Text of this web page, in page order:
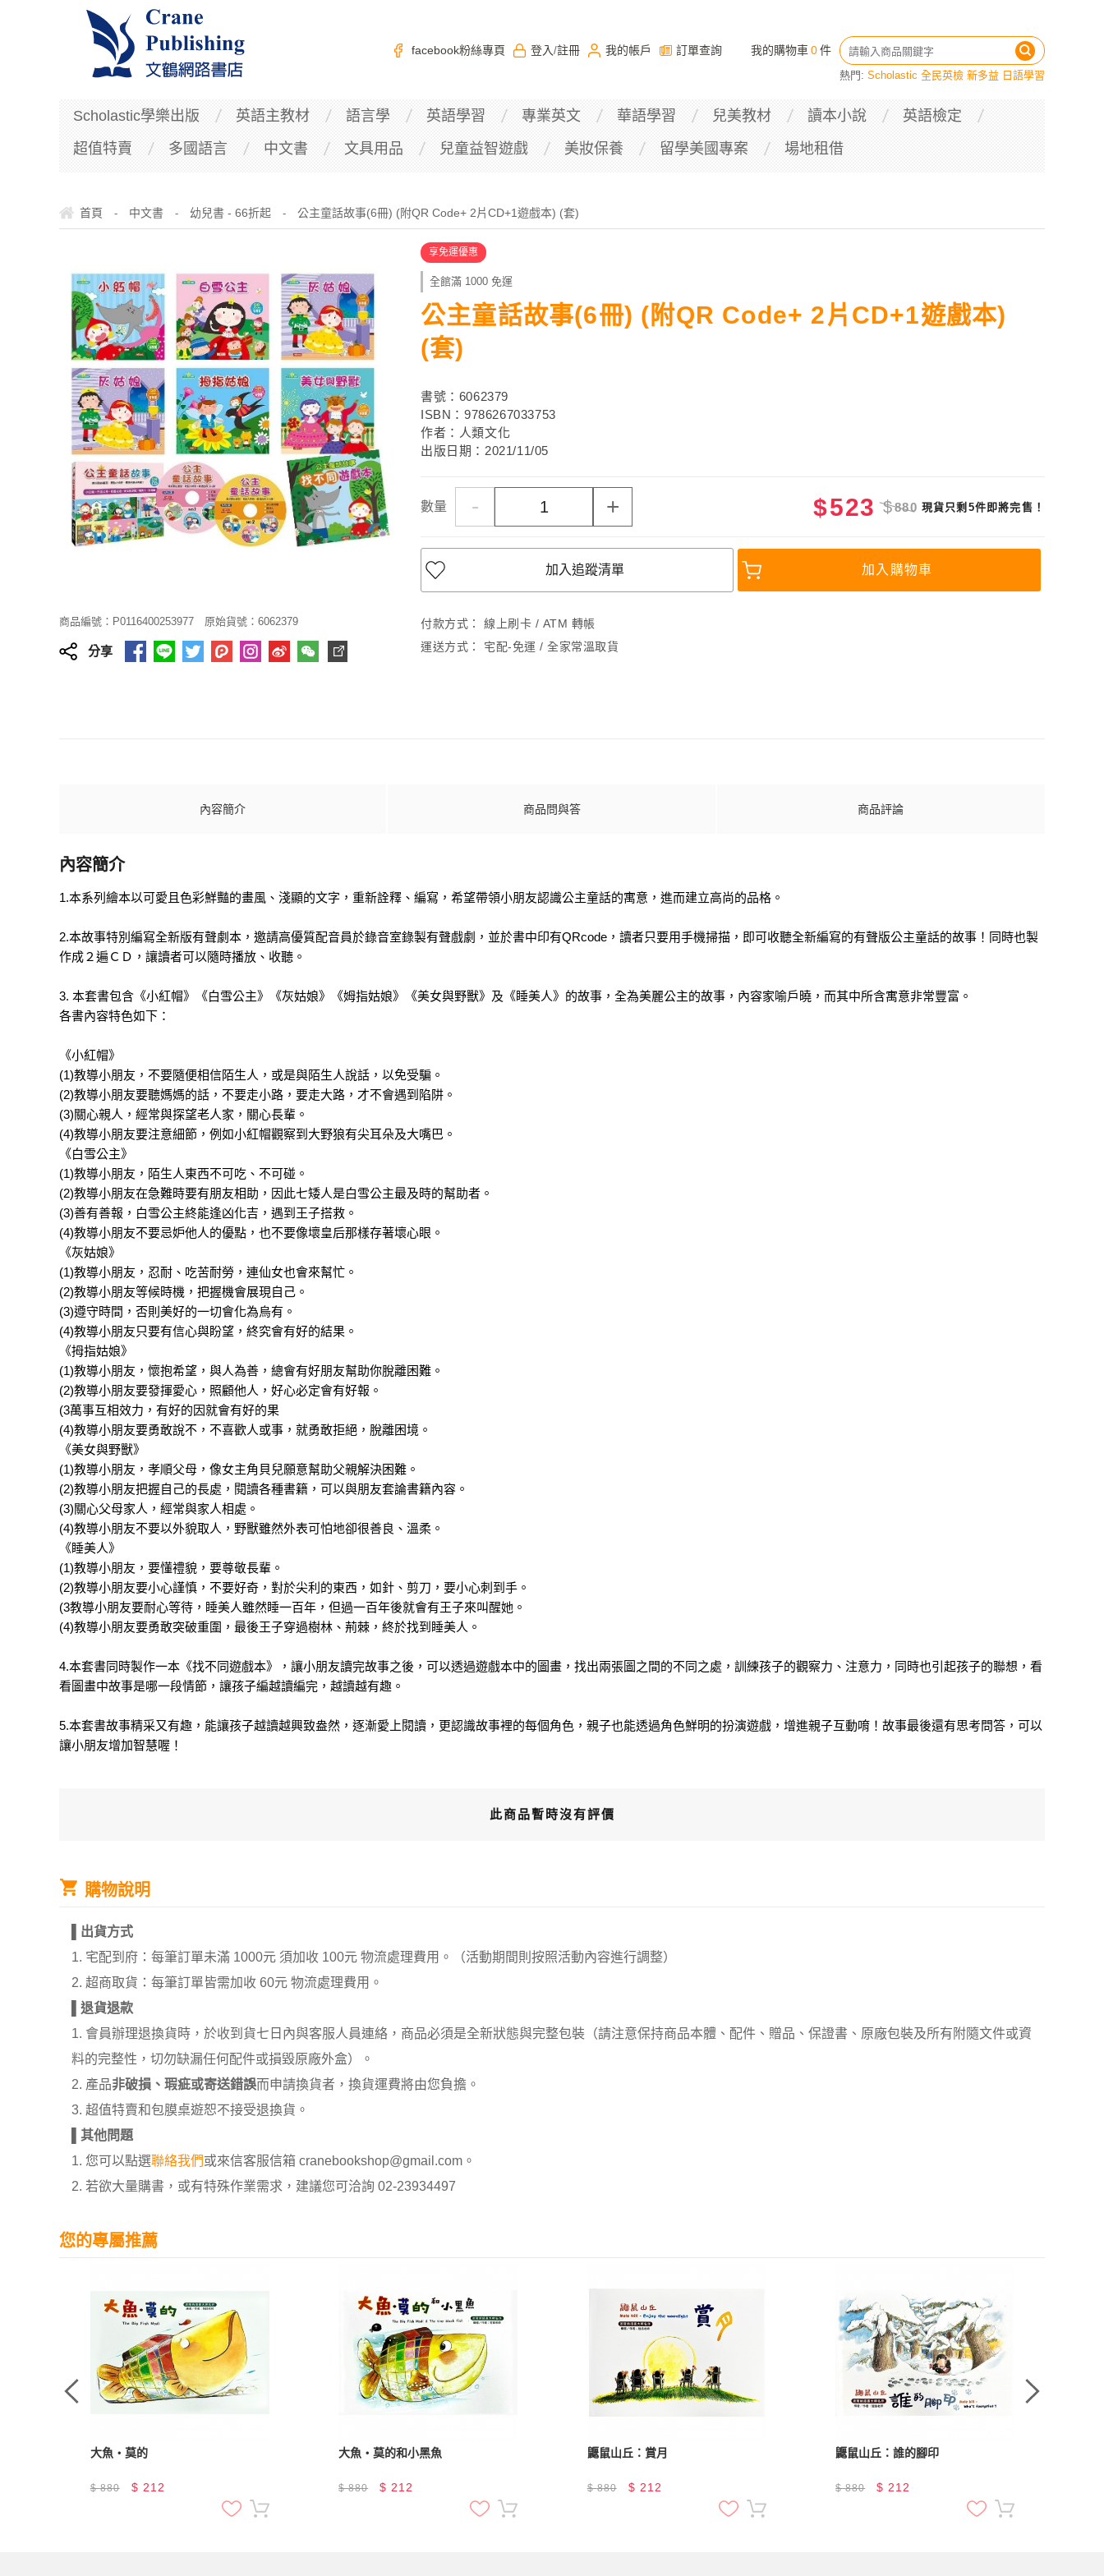
facebook粉絲專頁 登入 /註冊 我的帳戶 訂單查詢 我的購物車 0件
熱門: Scholastic 全民英檢 新多益 日語學習
Scholastic學樂出版 英語主教材 語言學 英語學習 專業英文 華語學習 兒美教材 讀本小說
英語檢定
超值特賣
多國語言 中文書 文具用品 兒童益智遊戲 美妝保養 留學美國專案 場地租借
首頁 - 中文書 - 幼兒書 - 66折起 - 公主童話故事(6冊) (附QR Code+ 2片CD+1遊戲本) (套)
商品編號：P0116400253977 原始貨號：6062379
分享
享免運優惠
全館滿 1000 免運
公主童話故事(6冊) (附QR Code+ 2片CD+1遊戲本)
(套)
書號：6062379
ISBN：9786267033753
作者：人類文化
出版日期：2021/11/05
數量 - + $523 $880 現貨只剩5件即將完售！
加入追蹤清單 加入購物車
付款方式：
線上刷卡 / ATM 轉帳
運送方式：
宅配-免運 / 全家常溫取貨
內容簡介 商品問與答 商品評論
內容簡介
1.本系列繪本以可愛且色彩鮮豔的畫風、淺顯的文字，重新詮釋、編寫，希望帶領小朋友認識公主童話的寓意，進而建立高尚的品格。
2.本故事特別編寫全新版有聲劇本，邀請高優質配音員於錄音室錄製有聲戲劇，並於書中印有QRcode，讀者只要用手機掃描，即可收聽全新編寫的有聲版公主童話的故事！同時也製
作成２遍ＣＤ，讓讀者可以隨時播放、收聽。
3. 本套書包含《小紅帽》《白雪公主》《灰姑娘》《姆指姑娘》《美女與野獸》及《睡美人》的故事，全為美麗公主的故事，內容家喻戶曉，而其中所含寓意非常豐富。
各書內容特色如下：
《小紅帽》
(1)教導小朋友，不要隨便相信陌生人，或是與陌生人說話，以免受騙。
(2)教導小朋友要聽媽媽的話，不要走小路，要走大路，才不會遇到陷阱。
(3)關心親人，經常與探望老人家，關心長輩。
(4)教導小朋友要注意細節，例如小紅帽觀察到大野狼有尖耳朵及大嘴巴。
《白雪公主》
(1)教導小朋友，陌生人東西不可吃、不可碰。
(2)教導小朋友在急難時要有朋友相助，因此七矮人是白雪公主最及時的幫助者。
(3)善有善報，白雪公主終能逢凶化吉，遇到王子搭救。
(4)教導小朋友不要忌妒他人的優點，也不要像壞皇后那樣存著壞心眼。
《灰姑娘》
(1)教導小朋友，忍耐、吃苦耐勞，連仙女也會來幫忙。
(2)教導小朋友等候時機，把握機會展現自己。
(3)遵守時間，否則美好的一切會化為烏有。
(4)教導小朋友只要有信心與盼望，終究會有好的結果。
《拇指姑娘》
(1)教導小朋友，懷抱希望，與人為善，總會有好朋友幫助你脫離困難。
(2)教導小朋友要發揮愛心，照顧他人，好心必定會有好報。
(3萬事互相效力，有好的因就會有好的果
(4)教導小朋友要勇敢說不，不喜歡人或事，就勇敢拒絕，脫離困境。
《美女與野獸》
(1)教導小朋友，孝順父母，像女主角貝兒願意幫助父親解決困難。
(2)教導小朋友把握自己的長處，閱讀各種書籍，可以與朋友套論書籍內容。
(3)關心父母家人，經常與家人相處。
(4)教導小朋友不要以外貌取人，野獸雖然外表可怕地卻很善良、溫柔。
《睡美人》
(1)教導小朋友，要懂禮貌，要尊敬長輩。
(2)教導小朋友要小心謹慎，不要好奇，對於尖利的東西，如針、剪刀，要小心刺到手。
(3教導小朋友要耐心等待，睡美人雖然睡一百年，但過一百年後就會有王子來叫醒她。
(4)教導小朋友要勇敢突破重圍，最後王子穿過樹林、荊棘，終於找到睡美人。
4.本套書同時製作一本《找不同遊戲本》，讓小朋友讀完故事之後，可以透過遊戲本中的圖畫，找出兩張圖之間的不同之處，訓練孩子的觀察力、注意力，同時也引起孩子的聯想，看
看圖畫中故事是哪一段情節，讓孩子編越讀編完，越讀越有趣。
5.本套書故事精采又有趣，能讓孩子越讀越興致盎然，逐漸愛上閱讀，更認識故事裡的每個角色，親子也能透過角色鮮明的扮演遊戲，增進親子互動唷！故事最後還有思考問答，可以
讓小朋友增加智慧喔！
此商品暫時沒有評價
購物說明
出貨方式
1. 宅配到府：每筆訂單未滿 1000元 須加收 100元 物流處理費用。（活動期間則按照活動內容進行調整）
2. 超商取貨：每筆訂單皆需加收 60元 物流處理費用。
退貨退款
1. 會員辦理退換貨時，於收到貨七日內與客服人員連絡，商品必須是全新狀態與完整包裝（請注意保持商品本體、配件、贈品、保證書、原廠包裝及所有附隨文件或資
料的完整性，切勿缺漏任何配件或損毀原廠外盒）。
2. 產品非破損、瑕疵或寄送錯誤而申請換貨者，換貨運費將由您負擔。
3. 超值特賣和包膜桌遊恕不接受退換貨。
其他問題
1. 您可以點選聯絡我們或來信客服信箱 cranebookshop@gmail.com。
2. 若欲大量購書，或有特殊作業需求，建議您可洽詢 02-23934497
您的專屬推薦
大魚‧莫的
$880 $ 212
大魚‧莫的和小黑魚
$880 $ 212
鼴鼠山丘：賞月
$880 $ 212
鼴鼠山丘：誰的腳印
$880 $ 212